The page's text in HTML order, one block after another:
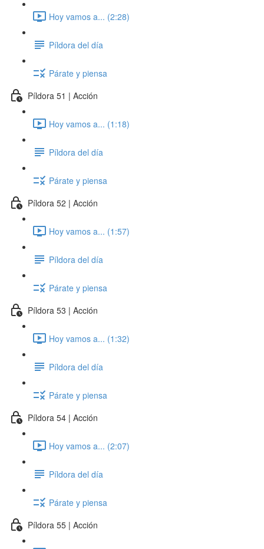
Hoy vamos a... (2:28)
Píldora del día
Párate y piensa
Píldora 51 | Acción
Hoy vamos a... (1:18)
Píldora del día
Párate y piensa
Píldora 52 | Acción
Hoy vamos a... (1:57)
Píldora del día
Párate y piensa
Píldora 53 | Acción
Hoy vamos a... (1:32)
Píldora del día
Párate y piensa
Píldora 54 | Acción
Hoy vamos a... (2:07)
Píldora del día
Párate y piensa
Píldora 55 | Acción